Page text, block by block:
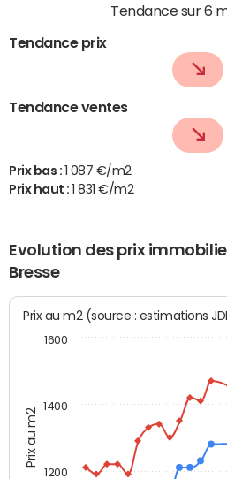
Tendance sur 6
Tendance prix
Tendance ventes
Prix bas :
1 087 €/m2
Prix haut :
1 831 €/m2
Evolution des prix
Bresse
Prix au m2
Prix au m2 (source : estimations
1200
1400
1600